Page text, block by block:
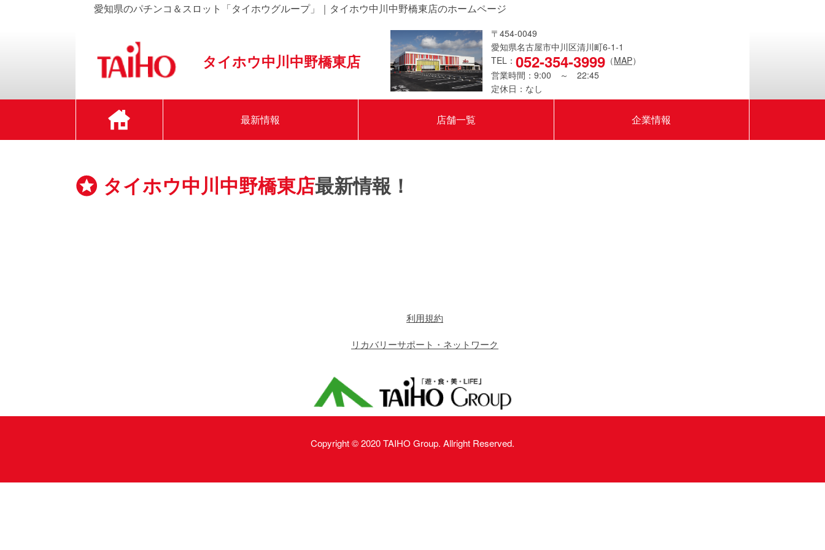
愛知県のパチンコ＆スロット「タイホウグループ」｜タイホウ中川中野橋東店のホームページ
タイホウ中川中野橋東店
〒454-0049
愛知県名古屋市中川区清川町6-1-1
TEL： 052-354-3999 （MAP）
営業時間：9:00 ～ 22:45
定休日：なし
最新情報 店舗一覧 企業情報
タイホウ中川中野橋東店最新情報！
利用規約
リカバリーサポート・ネットワーク
Copyright © 2020 TAIHO Group. Allright Reserved.